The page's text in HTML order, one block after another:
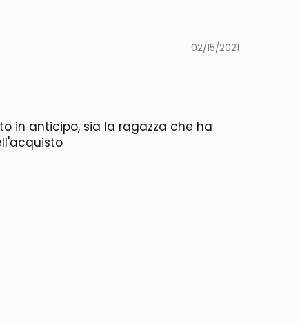
02/15/2021
in anticipo, sia la ragazza che ha